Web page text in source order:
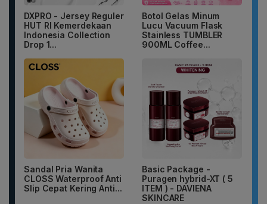
DXPRO - Jersey Reguler
HUT RI Kemerdekaan
Indonesia Collection
Drop 1...
Botol Gelas Minum
Lucu Vacuum Flask
Stainless TUMBLER
900ML Coffee...
Sandal Pria Wanita
CLOSS Waterproof Anti
Slip Cepat Kering Anti...
Basic Package -
Puragen hybrid-XT ( 5
ITEM ) - DAVIENA
SKINCARE